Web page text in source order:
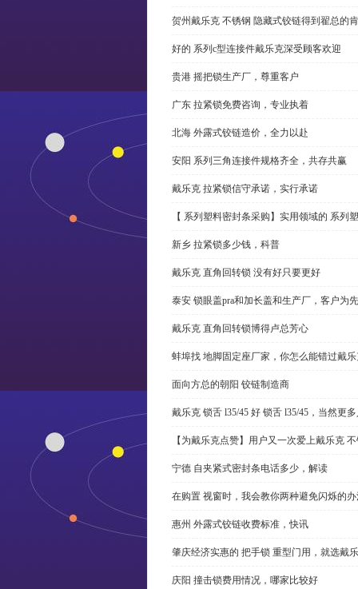
贺州戴乐克 不锈钢 隐藏式铰链得到翟总的
好的 系列c型连接件戴乐克深受顾客欢迎
贵港 摇把锁生产厂，尊重客户
广东 拉紧锁免费咨询，专业执着
北海 外露式铰链造价，全力以赴
安阳 系列三角连接件规格齐全，共存共赢
戴乐克 拉紧锁信守承诺，实行承诺
【 系列塑料密封条采购】实用领域的 系列
新乡 拉紧锁多少钱，科普
戴乐克 直角回转锁 没有好只要更好
泰安 锁眼盖pra和加长盖和生产厂，客户为先
戴乐克 直角回转锁博得卢总芳心
蚌埠找 地脚固定座厂家，你怎么能错过戴
面向方总的朝阳 铰链制造商
戴乐克 锁舌 l35/45 好 锁舌 l35/45，当然更
【为戴乐克点赞】用户又一次爱上戴乐克
宁德 自夹紧式密封条电话多少，解读
在购置 视窗时，我会教你两种避免闪烁的
惠州 外露式铰链收费标准，快讯
肇庆经济实惠的 把手锁 重型门用，就选戴
庆阳 撞击锁费用情况，哪家比较好